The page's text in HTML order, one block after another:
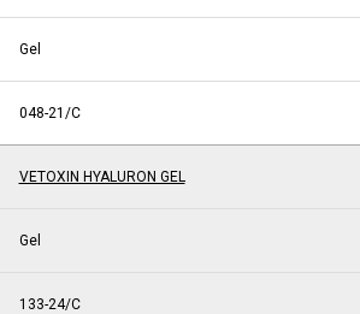
Gel
048-21/C
VETOXIN HYALURON GEL
Gel
133-24/C